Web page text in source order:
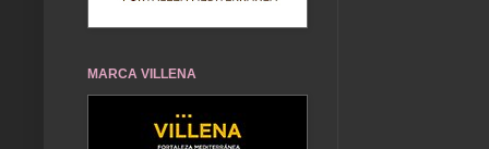
MARCA VILLENA